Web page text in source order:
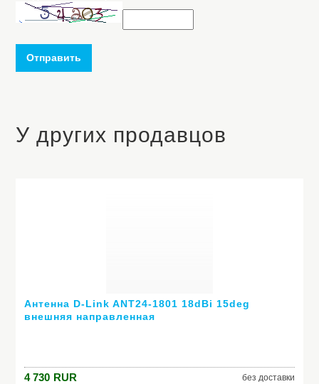
Отправить
У других продавцов
Антенна D-Link ANT24-1801 18dBi 15deg
внешняя направленная
4 730 RUR без доставки